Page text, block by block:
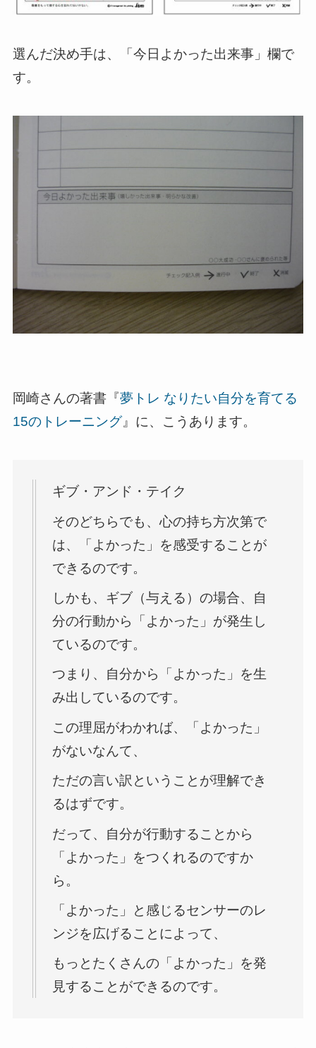
選んだ決め手は、「今日よかった出来事」欄で
す。
岡崎さんの著書『夢トレ なりたい自分を育てる
15のトレーニング』に、こうあります。
ギブ・アンド・テイク
そのどちらでも、心の持ち方次第で
は、「よかった」を感受することが
できるのです。
しかも、ギブ（与える）の場合、自
分の行動から「よかった」が発生し
ているのです。
つまり、自分から「よかった」を生
み出しているのです。
この理屈がわかれば、「よかった」
がないなんて、
ただの言い訳ということが理解でき
るはずです。
だって、自分が行動することから
「よかった」をつくれるのですか
ら。
「よかった」と感じるセンサーのレ
ンジを広げることによって、
もっとたくさんの「よかった」を発
見することができるのです。